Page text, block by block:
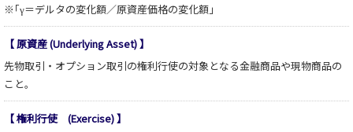
※｢γ＝デルタの変化額／原資産価格の変化額」
【 原資産 (Underlying Asset) 】
先物取引・オプション取引の権利行使の対象となる金融商品や現物商品の
こと。
【 権利行使 (Exercise) 】